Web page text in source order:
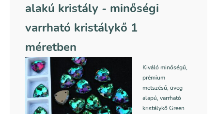
alakú kristály - minőségi
varrható kristálykő 1
méretben
Kiváló minőségű,
prémium
metszésű, üveg
alapú, varrható
kristálykő Green